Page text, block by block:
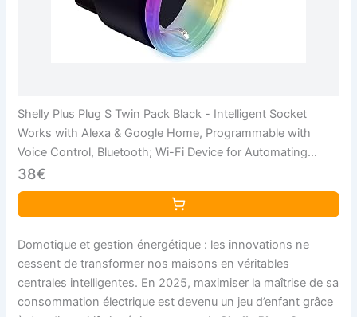
Shelly Plus Plug S Twin Pack Black - Intelligent Socket
Works with Alexa & Google Home, Programmable with
Voice Control, Bluetooth; Wi-Fi Device for Automating
Devices
38€
Domotique et gestion énergétique : les innovations ne
cessent de transformer nos maisons en véritables
centrales intelligentes. En 2025, maximiser la maîtrise de sa
consommation électrique est devenu un jeu d’enfant grâce